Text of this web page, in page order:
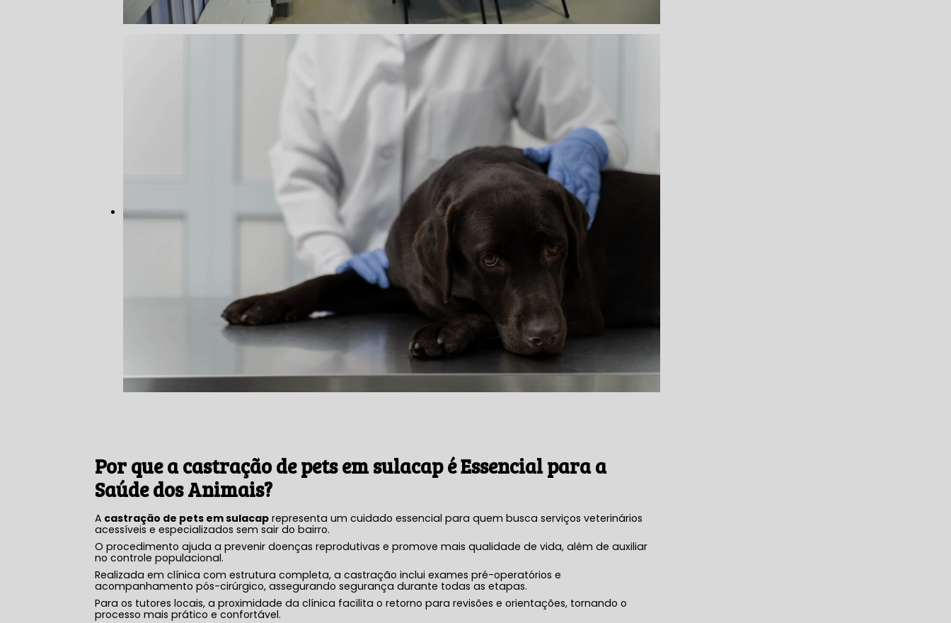
Por que acastração de pets em sulacapé Essencial para a
Saúde dos Animais?
A castração de pets em sulacap representa um cuidado essencial para quem busca serviços veterinários
acessíveis e especializados sem sair do bairro.
O procedimento ajuda a prevenir doenças reprodutivas e promove mais qualidade de vida, além de auxiliar
no controle populacional.
Realizada em clínica com estrutura completa, a castração inclui exames pré-operatórios e
acompanhamento pós-cirúrgico, assegurando segurança durante todas as etapas.
Para os tutores locais, a proximidade da clínica facilita o retorno para revisões e orientações, tornando o
processo mais prático e confortável.